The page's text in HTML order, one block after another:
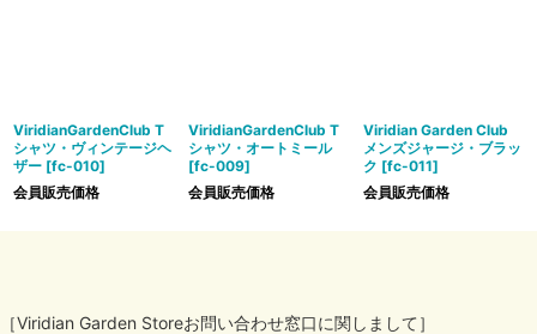
ViridianGardenClub T
シャツ・ヴィンテージヘ
ザー [fc-010]
会員販売価格
ViridianGardenClub T
シャツ・オートミール
[fc-009]
会員販売価格
Viridian Garden Club
メンズジャージ・ブラッ
ク [fc-011]
会員販売価格
［Viridian Garden Storeお問い合わせ窓口に関しまして］